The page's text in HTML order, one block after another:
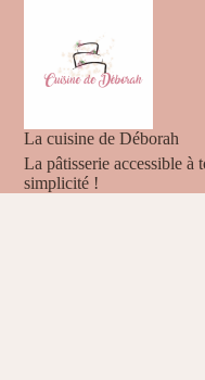
La cuisine de Déborah
La pâtisserie accessible à
simplicité !